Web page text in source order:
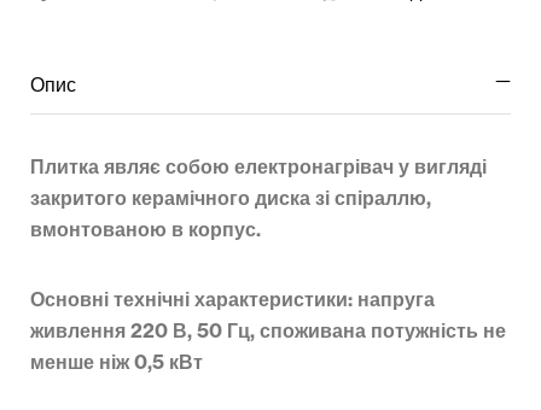
Підкатегорії відсутні.
Опис
Плитка являє собою електронагрівач у вигляді
закритого керамічного диска зі спіраллю,
вмонтованою в корпус.
Основні технічні характеристики: напруга
живлення 220 В, 50 Гц, споживана потужність не
менше ніж 0,5 кВт